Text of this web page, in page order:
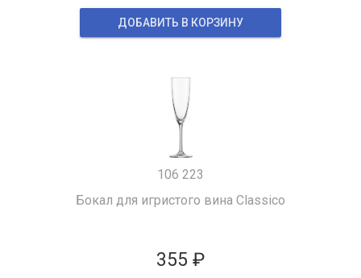
ДОБАВИТЬ В КОРЗИНУ
106 223
Бокал для игристого вина Classico
355 ₽